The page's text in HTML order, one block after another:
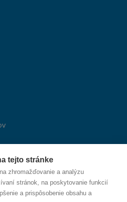
tejto stránke
zhromažďovanie a analýzu
stránok, na poskytovanie funkcií
a prispôsobenie obsahu a
zmluvy